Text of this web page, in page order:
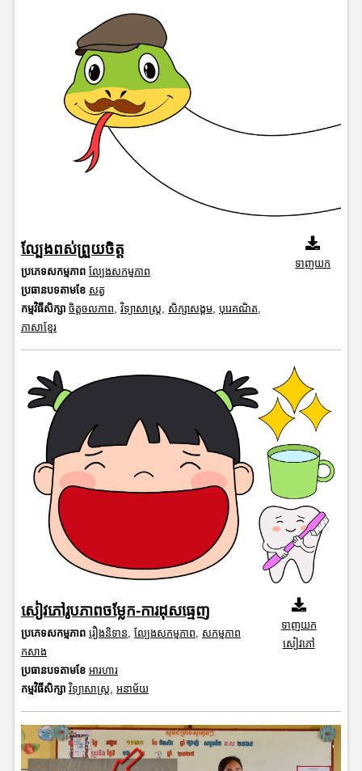
ល្បែងពស់ព្រួយចិត្ត
ប្រភេទសកម្មភាព ល្បែងសកម្មភាព
ប្រធានបទតាមខែ សត្វ
កម្មវិធីសិក្សា ចិត្តចលភាព វិទ្យាសាស្រ្ត សិក្សាសង្គម, បុរេគណិត
ភាសាខ្មែរ
ទាញយក
សៀវភៅរូបភាពចម្លែក-ការដុសធ្មេញ
ប្រភេទសកម្មភាព រឿងនិទាន ល្បែងសកម្មភាព
សកម្មភាព
កសាង
ប្រធានបទតាមខែ អារហារ
កម្មវិធីសិក្សា វិទ្យាសាស្រ្ត អនាម័យ
ទាញយក
សៀវភៅ